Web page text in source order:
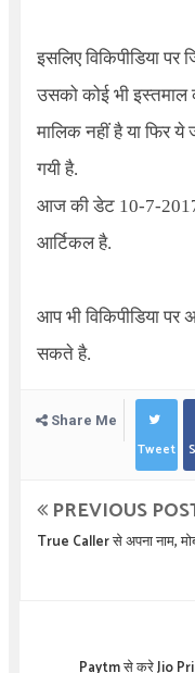
इसलिए विकिपीडिया पर
उसको कोई भी
मालिक नहीं है या फिर ये
गयी है.
आज की डेट 10-7-2017
आर्टिकल है.
आप भी विकिपीडिया
सकते है.
Share Me
Tweet
PREVIOUS
True Caller से अपना नाम,
Paytm से करे Jio